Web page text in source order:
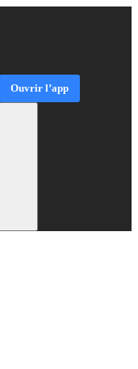
Ouvrir l’app